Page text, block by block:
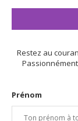
Restez au
Prénom